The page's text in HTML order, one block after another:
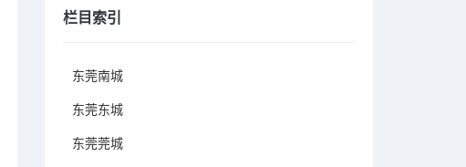
栏目索引
东莞南城
东莞东城
东莞莞城